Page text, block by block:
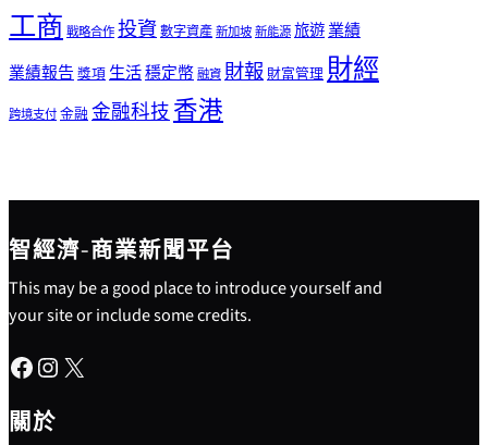
工商 戰略合作投資數字資產新加坡新能源旅遊業績
業績報告 獎項生活穩定幣融資 財報 財富管理 財經
跨境支付金融 金融科技 香港
智經濟-商業新聞平台
This may be a good place to introduce yourself and
your site or include some credits.
Facebook Instagram X
關於